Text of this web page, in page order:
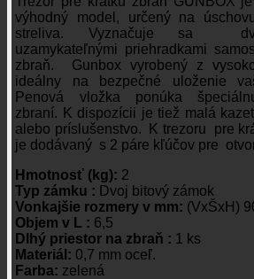
výhodný model, určený na
streliva. Vyznačuje sa
uzamykateľnými priehradkami
zbraň. Gunbox vyrobený z
ideálny na bezpečné uloženie
Penová vložka ponúka
zbraní. K dispozícii je tiež malá
alebo príslušenstvo. K trezoru pre
je dodávaný s 2 páre kľúčov pre
Hmotnosť (kg): 2
Typ zámku : Dvoj bitový zámok
Vonkajšie rozmery v mm: (VxŠxH)
Objem v L : 6,5
Dlhý priestor na zbraň : 1 ks
Materiál: 0,7 mm oceľ.
Farba: zelená